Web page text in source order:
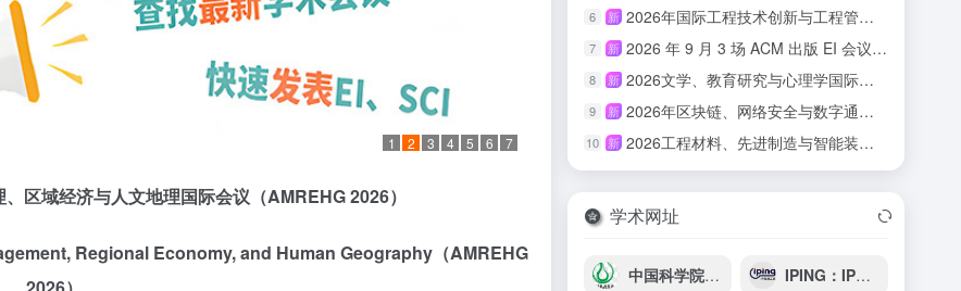
1 2 3 4 5 6 7
区域经济与人文地理国际会议 （AMREHG 2026）
Regional Economy, and Human Geography（AMREHG
6 新 2026年国际工程技术创新与工程管理研讨会 （ISETIM 2026）
7 新 2026 年 9 月 3 场 ACM 出版 EI 会议汇总
8 新 2026文学、教育研究与心理学国际会议(ICLERP 2026)
9 新 2026年区块链、网络安全与数字通信国际会议（ICBCBC 2026）
10 新 2026工程材料、先进制造与智能装备国际会议（ICEMAMIE 2026）
学术网址
中国科学院上海药物研究所 IPING：IP风险监控